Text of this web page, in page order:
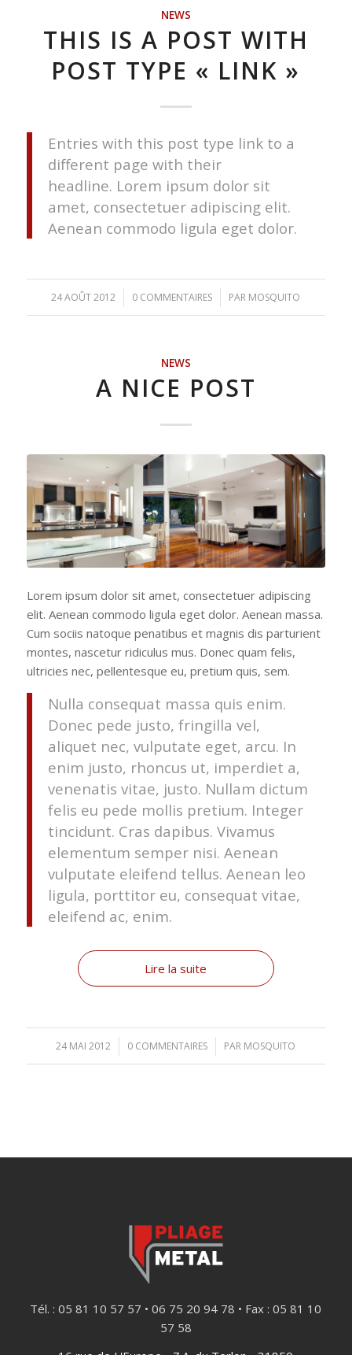
NEWS
THIS IS A POST WITH
POST TYPE « LINK »
Entries with this post type link to a
different page with their
headline. Lorem ipsum dolor sit
amet, consectetuer adipiscing elit.
Aenean commodo ligula eget dolor.
24 AOÛT 2012
/ 0 COMMENTAIRES
/ PAR MOSQUITO
NEWS
A NICE POST
Lorem ipsum dolor sit amet, consectetuer adipiscing
elit. Aenean commodo ligula eget dolor. Aenean massa.
Cum sociis natoque penatibus et magnis dis parturient
montes, nascetur ridiculus mus. Donec quam felis,
ultricies nec, pellentesque eu, pretium quis, sem.
Nulla consequat massa quis enim.
Donec pede justo, fringilla vel,
aliquet nec, vulputate eget, arcu. In
enim justo, rhoncus ut, imperdiet a,
venenatis vitae, justo. Nullam dictum
felis eu pede mollis pretium. Integer
tincidunt. Cras dapibus. Vivamus
elementum semper nisi. Aenean
vulputate eleifend tellus. Aenean leo
ligula, porttitor eu, consequat vitae,
eleifend ac, enim.
Lire la suite
24 MAI 2012
/ 0 COMMENTAIRES
/ PAR MOSQUITO
Tél. : 05 81 10 57 57 • 06 75 20 94 78 • Fax : 05 81 10
57 58